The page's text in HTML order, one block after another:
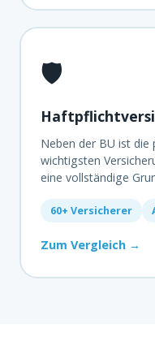
🛡️
Neben der BU ist
wichtigsten
eine vollständige
60+ Versicherer
Zum Vergleich →